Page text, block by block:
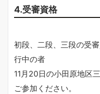
4.受審資格
初段、二段、三段の受
行中の者
11月20日の小田原地区
ご参加ください。